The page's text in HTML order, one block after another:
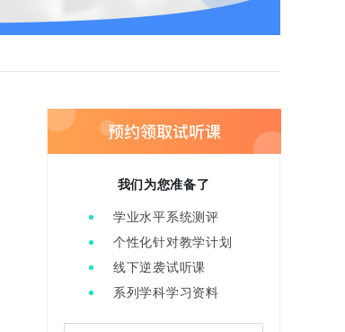
我们为您准备了
学业水平系统测评
个性化针对教学计划
线下逆袭试听课
系列学科学习资料